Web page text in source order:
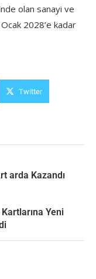
olan sanayi ve
2028’e kadar
Twitter
arda Kazandı
Yeni